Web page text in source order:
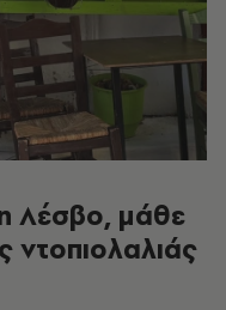
Λέσβο, μάθε
ντοπιολαλιάς